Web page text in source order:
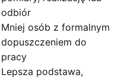
odbiór
Mniej osób z formalnym
dopuszczeniem do
pracy
Lepsza podstawa,